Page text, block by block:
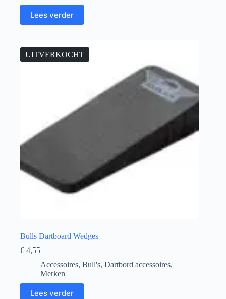
Lees verder
UITVERKOCHT
Bulls Dartboard Wedges
€ 4,55
Accessoires, Bull's, Dartbord accessoires,
Merken
Lees verder